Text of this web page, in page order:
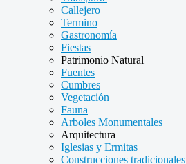
Callejero
Termino
Gastronomía
Fiestas
Patrimonio Natural
Fuentes
Cumbres
Vegetación
Fauna
Arboles Monumentales
Arquitectura
Iglesias y Ermitas
Construcciones tradicionales